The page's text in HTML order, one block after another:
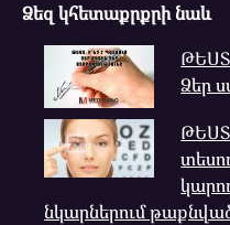
Ձեզ կհետաքրքրի նաև
Ձեր
նկարներում